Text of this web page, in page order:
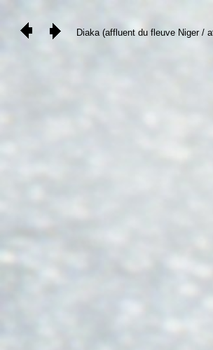
Diaka (affluent du fleuve Niger /